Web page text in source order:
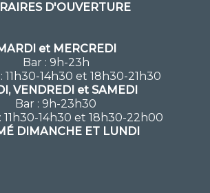
D'OUVERTURE
et MERCREDI
Bar : 9h-23h
11h30-14h30 et 18h30-21h30
VENDREDI et SAMEDI
Bar : 9h-23h30
11h30-14h30 et 18h30-22h00
DIMANCHE ET LUNDI